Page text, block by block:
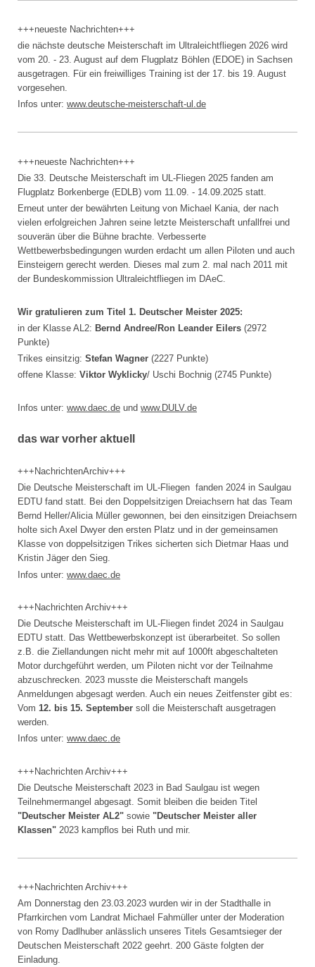
+++neueste Nachrichten+++
die nächste deutsche Meisterschaft im Ultraleichtfliegen 2026 wird
vom 20. - 23. August auf dem Flugplatz Böhlen (EDOE) in Sachsen
ausgetragen. Für ein freiwilliges Training ist der 17. bis 19. August
vorgesehen.
Infos unter: www.deutsche-meisterschaft-ul.de
+++neueste Nachrichten+++
Die 33. Deutsche Meisterschaft im UL-Fliegen 2025 fanden am
Flugplatz Borkenberge (EDLB) vom 11.09. - 14.09.2025 statt.
Erneut unter der bewährten Leitung von Michael Kania, der nach
vielen erfolgreichen Jahren seine letzte Meisterschaft unfallfrei und
souverän über die Bühne brachte. Verbesserte
Wettbewerbsbedingungen wurden erdacht um allen Piloten und auch
Einsteigern gerecht werden. Dieses mal zum 2. mal nach 2011 mit
der Bundeskommission Ultraleichtfliegen im DAeC.
Wir gratulieren zum Titel 1. Deutscher Meister 2025:
in der Klasse AL2: Bernd Andree/Ron Leander Eilers (2972
Punkte)
Trikes einsitzig: Stefan Wagner (2227 Punkte)
offene Klasse: Viktor Wyklicky/ Uschi Bochnig (2745 Punkte)
Infos unter: www.daec.de und www.DULV.de
das war vorher aktuell
+++NachrichtenArchiv+++
Die Deutsche Meisterschaft im UL-Fliegen fanden 2024 in Saulgau
EDTU fand statt. Bei den Doppelsitzigen Dreiachsern hat das Team
Bernd Heller/Alicia Müller gewonnen, bei den einsitzigen Dreiachsern
holte sich Axel Dwyer den ersten Platz und in der gemeinsamen
Klasse von doppelsitzigen Trikes sicherten sich Dietmar Haas und
Kristin Jäger den Sieg.
Infos unter: www.daec.de
+++Nachrichten Archiv+++
Die Deutsche Meisterschaft im UL-Fliegen findet 2024 in Saulgau
EDTU statt. Das Wettbewerbskonzept ist überarbeitet. So sollen
z.B. die Ziellandungen nicht mehr mit auf 1000ft abgeschalteten
Motor durchgeführt werden, um Piloten nicht vor der Teilnahme
abzuschrecken. 2023 musste die Meisterschaft mangels
Anmeldungen abgesagt werden. Auch ein neues Zeitfenster gibt es:
Vom 12. bis 15. September soll die Meisterschaft ausgetragen
werden.
Infos unter: www.daec.de
+++Nachrichten Archiv+++
Die Deutsche Meisterschaft 2023 in Bad Saulgau ist wegen
Teilnehmermangel abgesagt. Somit bleiben die beiden Titel
"Deutscher Meister AL2" sowie "Deutscher Meister aller
Klassen" 2023 kampflos bei Ruth und mir.
+++Nachrichten Archiv+++
Am Donnerstag den 23.03.2023 wurden wir in der Stadthalle in
Pfarrkirchen vom Landrat Michael Fahmüller unter der Moderation
von Romy Dadlhuber anlässlich unseres Titels Gesamtsieger der
Deutschen Meisterschaft 2022 geehrt. 200 Gäste folgten der
Einladung.